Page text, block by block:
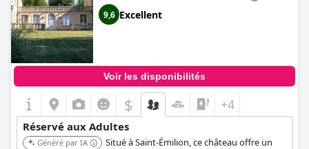
9,6 Excellent
Voir les disponibilités
$ +4
Réservé aux Adultes
Généré par IA
Situé à Saint-Émilion, ce château offre un